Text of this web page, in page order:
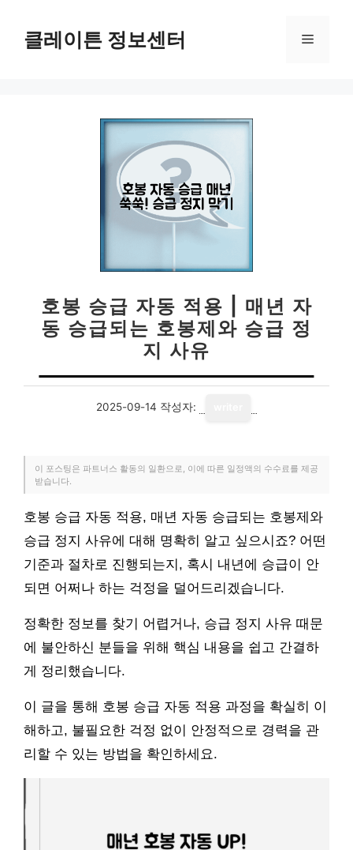
클레이튼 정보센터 메
호봉 승급 자동 적용 | 매년 자
동 승급되는 호봉제와 승급 정
지 사유
2025-09-14 작성자:
이 포스팅은 파트너스 활동의 일환으로, 이에 따른 일정액의 수수료를 제공
받습니다.
호봉 승급 자동 적용, 매년 자동 승급되는 호봉제와
승급 정지 사유에 대해 명확히 알고 싶으시죠? 어떤
기준과 절차로 진행되는지, 혹시 내년에 승급이 안
되면 어쩌나 하는 걱정을 덜어드리겠습니다.
정확한 정보를 찾기 어렵거나, 승급 정지 사유 때문
에 불안하신 분들을 위해 핵심 내용을 쉽고 간결하
게 정리했습니다.
이 글을 통해 호봉 승급 자동 적용 과정을 확실히 이
해하고, 불필요한 걱정 없이 안정적으로 경력을 관
리할 수 있는 방법을 확인하세요.